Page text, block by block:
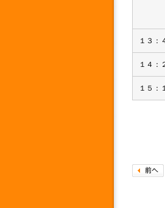
１３：
１４：
１５：